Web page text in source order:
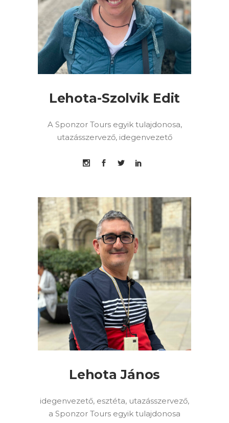
Lehota-Szolvik Edit
A Sponzor Tours egyik tulajdonosa,
utazásszervező, idegenvezető
Lehota János
idegenvezető, esztéta, utazásszervező,
a Sponzor Tours egyik tulajdonosa